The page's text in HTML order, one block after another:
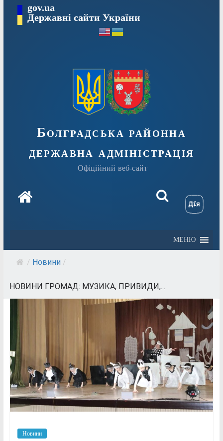
Перейтиgov.ua
Державні сайти України
Болградська районна
державна адміністрація
Офіційний веб-сайт
МЕНЮ
/ Новини /
НОВИНИ ГРОМАД: МУЗИКА, ПРИВИДИ,...
Новини